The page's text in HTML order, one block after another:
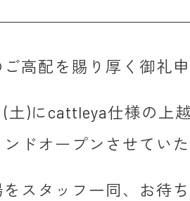
高配を賜り厚く御礼
(土)にcattleya仕様の上
ドオープンさせてい
スタッフ一同、お待